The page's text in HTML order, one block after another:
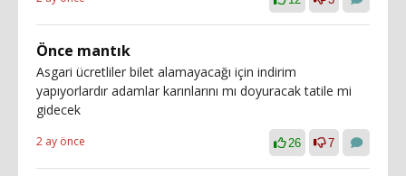
Önce mantık
Asgari ücretliler bilet alamayacağı için indirim
yapıyorlardır adamlar karınlarını mı doyuracak tatile mi
gidecek
2 ay önce 26 7